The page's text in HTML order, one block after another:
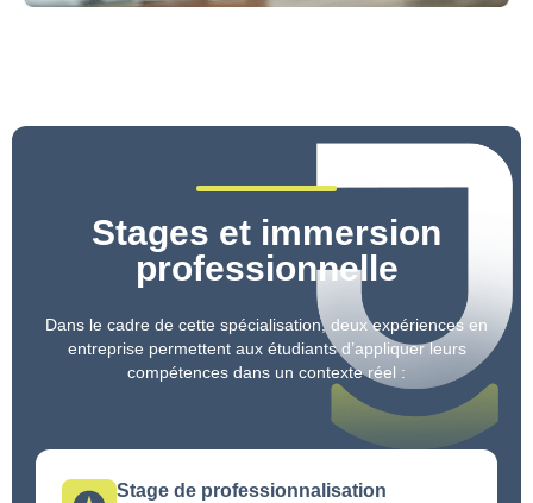
Stages et immersion
professionnelle
Dans le cadre de cette spécialisation, deux expériences en
entreprise permettent aux étudiants d’appliquer leurs
compétences dans un contexte réel :
Stage de professionnalisation